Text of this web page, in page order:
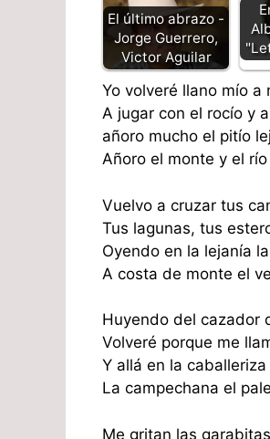
El último abrazo -
Jorge Guerrero,
Victor Aguilar
Yo volveré llano mío a
A jugar con el rocío y
añoro mucho el pitío
Añoro el monte y el
Vuelvo a cruzar tus
Tus lagunas, tus
Oyendo en la lejanía
A costa de monte el
Huyendo del cazador
Volveré porque me
Y allá en la
La campechana el
Me gritan las